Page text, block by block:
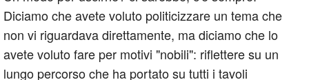
Diciamo che avete voluto politicizzare un tema che
non vi riguardava direttamente, ma diciamo che lo
avete voluto fare per motivi "nobili": riflettere su un
lungo percorso che ha portato su tutti i tavoli